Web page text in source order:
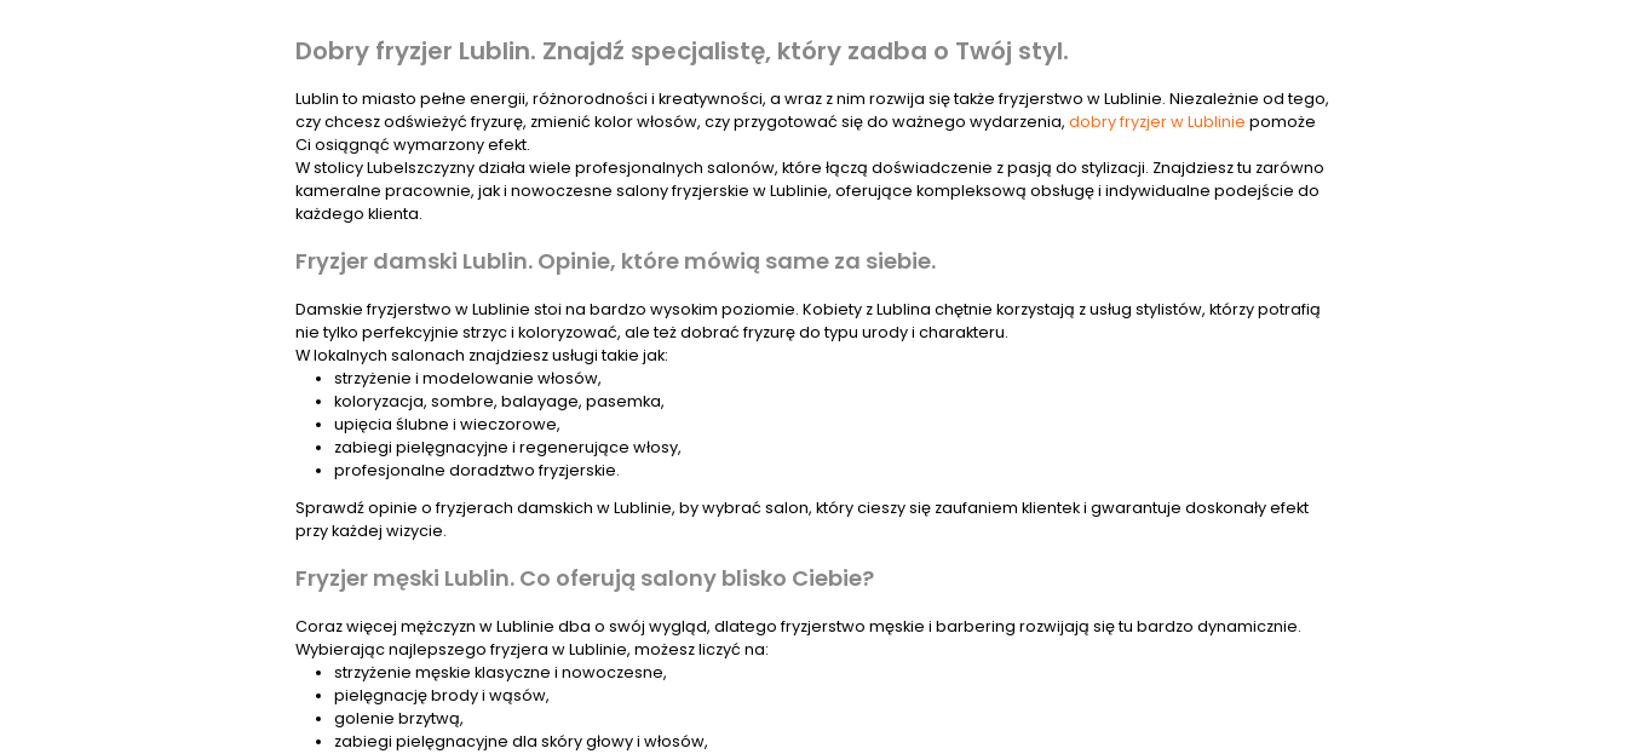
Dobry fryzjer Lublin. Znajdź specjalistę, który zadba o Twój styl.
Lublin to miasto pełne energii, różnorodności i kreatywności, a wraz z nim rozwija się także fryzjerstwo w Lublinie. Niezależnie od tego,
czy chcesz odświeżyć fryzurę, zmienić kolor włosów, czy przygotować się do ważnego wydarzenia, dobry fryzjer w Lublinie pomoże
Ci osiągnąć wymarzony efekt.
W stolicy Lubelszczyzny działa wiele profesjonalnych salonów, które łączą doświadczenie z pasją do stylizacji. Znajdziesz tu zarówno
kameralne pracownie, jak i nowoczesne salony fryzjerskie w Lublinie, oferujące kompleksową obsługę i indywidualne podejście do
każdego klienta.
Fryzjer damski Lublin. Opinie, które mówią same za siebie.
Damskie fryzjerstwo w Lublinie stoi na bardzo wysokim poziomie. Kobiety z Lublina chętnie korzystają z usług stylistów, którzy potrafią
nie tylko perfekcyjnie strzyc i koloryzować, ale też dobrać fryzurę do typu urody i charakteru.
W lokalnych salonach znajdziesz usługi takie jak:
strzyżenie i modelowanie włosów,
koloryzacja, sombre, balayage, pasemka,
upięcia ślubne i wieczorowe,
zabiegi pielęgnacyjne i regenerujące włosy,
profesjonalne doradztwo fryzjerskie.
Sprawdź opinie o fryzjerach damskich w Lublinie, by wybrać salon, który cieszy się zaufaniem klientek i gwarantuje doskonały efekt
przy każdej wizycie.
Fryzjer męski Lublin. Co oferują salony blisko Ciebie?
Coraz więcej mężczyzn w Lublinie dba o swój wygląd, dlatego fryzjerstwo męskie i barbering rozwijają się tu bardzo dynamicznie.
Wybierając najlepszego fryzjera w Lublinie, możesz liczyć na:
strzyżenie męskie klasyczne i nowoczesne,
pielęgnację brody i wąsów,
golenie brzytwą,
zabiegi pielęgnacyjne dla skóry głowy i włosów,